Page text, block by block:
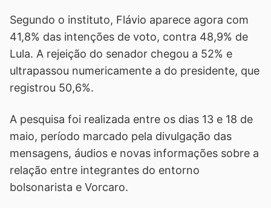
Segundo o instituto, Flávio aparece agora com
41,8% das intenções de voto, contra 48,9% de
Lula. A rejeição do senador chegou a 52% e
ultrapassou numericamente a do presidente, que
registrou 50,6%.
A pesquisa foi realizada entre os dias 13 e 18 de
maio, período marcado pela divulgação das
mensagens, áudios e novas informações sobre a
relação entre integrantes do entorno
bolsonarista e Vorcaro.